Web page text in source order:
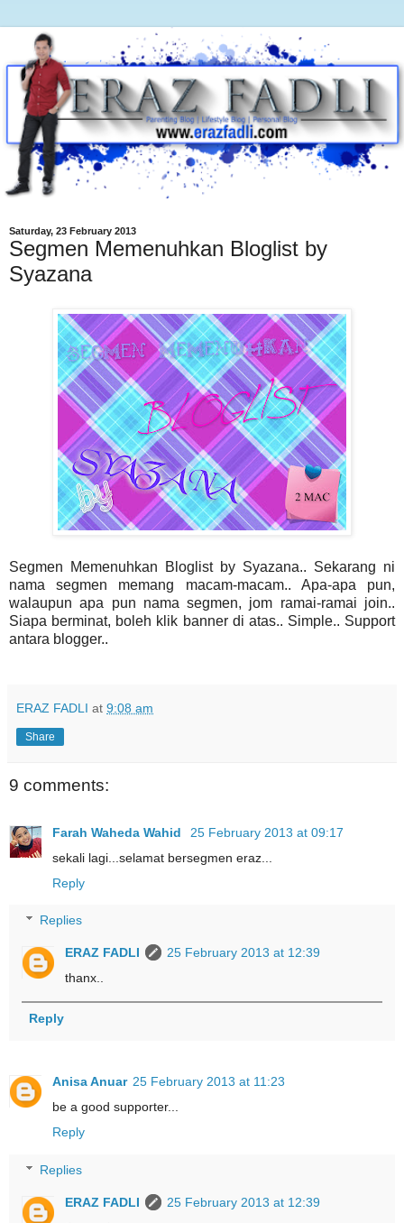
Saturday, 23 February 2013
Segmen Memenuhkan Bloglist by
Syazana
Segmen Memenuhkan Bloglist by Syazana.. Sekarang ni
nama segmen memang macam-macam.. Apa-apa pun,
walaupun apa pun nama segmen, jom ramai-ramai join..
Siapa berminat, boleh klik banner di atas.. Simple.. Support
antara blogger..
ERAZ FADLI at 9:08 am
Share
9 comments:
Farah Waheda Wahid
25 February 2013 at 09:17
sekali lagi...selamat bersegmen eraz...
Reply
Replies
ERAZ FADLI
25 February 2013 at 12:39
thanx..
Reply
Anisa Anuar 25 February 2013 at 11:23
be a good supporter...
Reply
Replies
ERAZ FADLI
25 February 2013 at 12:39